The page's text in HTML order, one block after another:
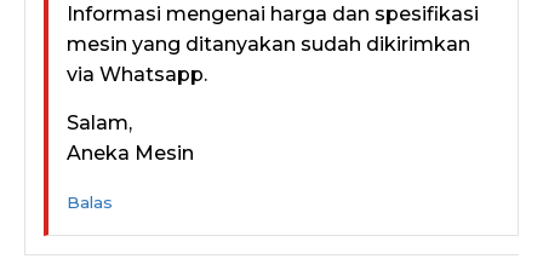
Informasi mengenai harga dan spesifikasi
mesin yang ditanyakan sudah dikirimkan
via Whatsapp.
Salam,
Aneka Mesin
Balas